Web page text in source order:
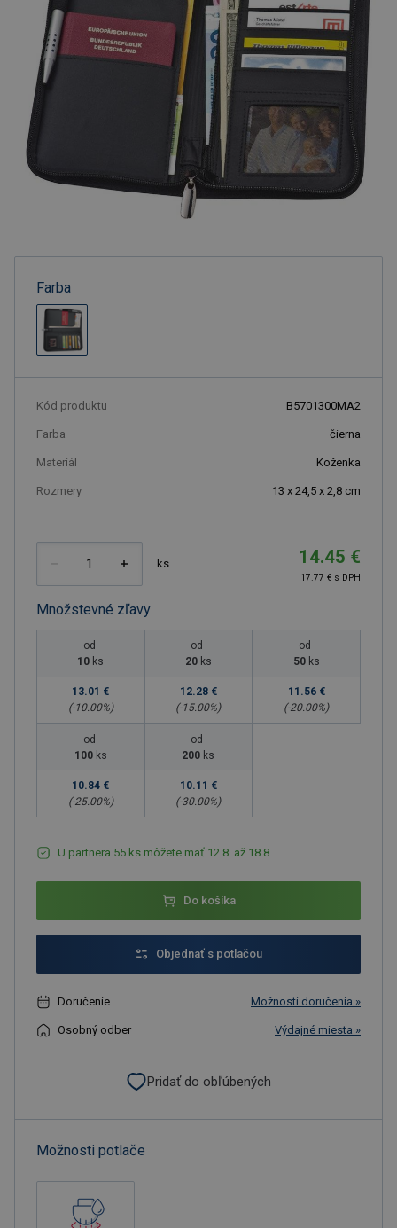
Farba
Kód produktu B5701300MA2
Farba čierna
Materiál Koženka
Rozmery 13 x 24,5 x 2,8 cm
ks 14.45 €
17.77 € s DPH
Množstevné zľavy
od
10 ks
13.01 €
(-10.00%)
od
20 ks
12.28 €
(-15.00%)
od
50 ks
11.56 €
(-20.00%)
od
100 ks
10.84 €
(-25.00%)
od
200 ks
10.11 €
(-30.00%)
U partnera 55 ks môžete mať 12.8. až 18.8.
Do košíka
Objednať s potlačou
Doručenie Možnosti doručenia »
Osobný odber Výdajné miesta »
Pridať do obľúbených
Možnosti potlače